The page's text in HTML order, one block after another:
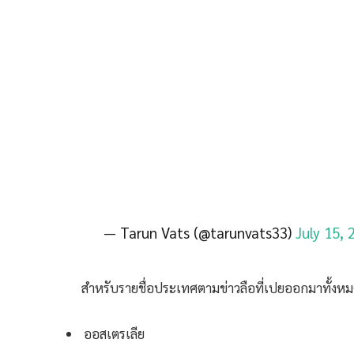
— Tarun Vats (@tarunvats33) July 15,
สำหรับรายชื่อประเทศตามข่าวลือที่เปยออกมาทั้งห
ออสเตรเลีย